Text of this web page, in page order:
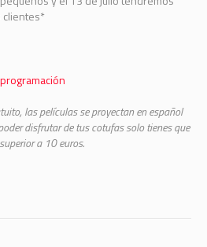
clientes*
las películas se proyectan en español
disfrutar de tus cotufas solo tienes que
a 10 euros.